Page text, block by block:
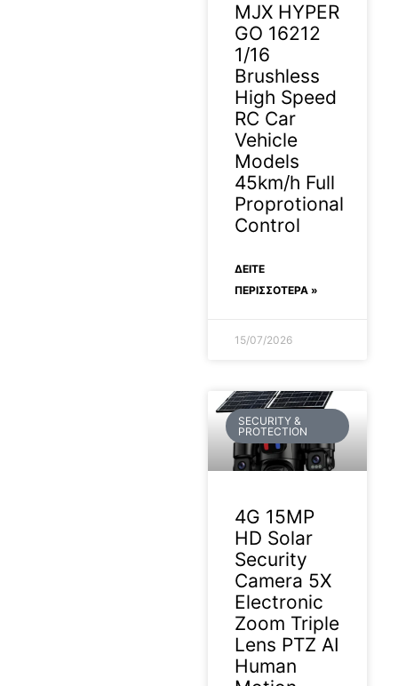
MJX HYPER
GO 16212
1/16
Brushless
High Speed
RC Car
Vehicle
Models
45km/h Full
Proprotional
Control
ΔΕΊΤΕ
ΠΕΡΙΣΣΟΤΕΡΑ »
15/07/2026
SECURITY &
PROTECTION
4G 15MP
HD Solar
Security
Camera 5X
Electronic
Zoom Triple
Lens PTZ AI
Human